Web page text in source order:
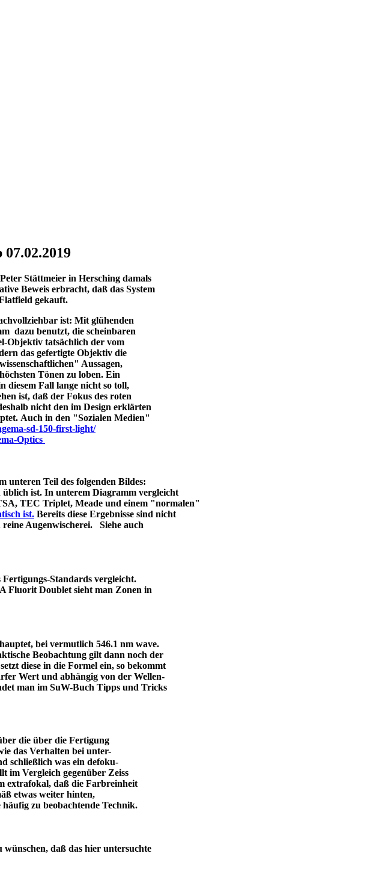
Stättmeier in Hersching damals
Beweis erbracht, daß das System
gekauft.
ist: Mit glühenden
dazu benutzt, die scheinbaren
Objektiv tatsächlich der vom
das gefertigte Objektiv die
Aussagen,
Tönen zu loben. Ein
diesem Fall lange nicht so toll,
ist, daß der Fokus des roten
nicht den im Design erklärten
Auch in den "Sozialen Medien"
sd-150-first-light/
Optics
unteren Teil des folgenden Bildes:
ist. In unterem Diagramm vergleicht
TEC Triplet, Meade und einem "normalen"
ist. Bereits diese Ergebnisse sind nicht
reine Augenwischerei. Siehe auch
Fertigungs-Standards vergleicht.
Fluorit Doublet sieht man Zonen in
bei vermutlich 546.1 nm wave.
Beobachtung gilt dann noch der
diese in die Formel ein, so bekommt
Wert und abhängig von der Wellen-
man im SuW-Buch Tipps und Tricks
die über die Fertigung
das Verhalten bei unter-
schließlich was ein defoku-
im Vergleich gegenüber Zeiss
extrafokal, daß die Farbreinheit
etwas weiter hinten,
häufig zu beobachtende Technik.
wünschen, daß das hier untersuchte